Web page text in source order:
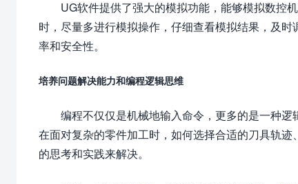
UG软件提供了强大的模拟功能，能够模拟数控
时，尽量多进行模拟操作，仔细查看模拟结果，及
率和安全性。
培养问题解决能力和编程逻辑思维
编程不仅仅是机械地输入命令，更多的是一种
在面对复杂的零件加工时，如何选择合适的刀具轨
的思考和实践来解决。